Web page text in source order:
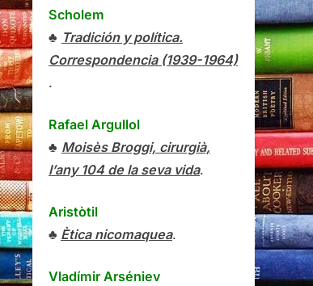
Scholem
♣ Tradición y política.
Correspondencia (1939-1964)
.
Rafael Argullol
♣ Moisès Broggi, cirurgià,
l’any 104 de la seva vida.
Aristòtil
♣ Ètica nicomaquea.
Vladímir Arséniev